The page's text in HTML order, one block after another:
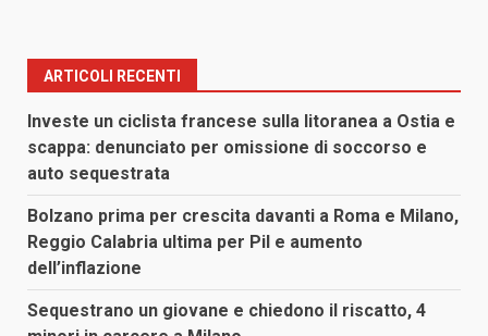
ARTICOLI RECENTI
Investe un ciclista francese sulla litoranea a Ostia e
scappa: denunciato per omissione di soccorso e
auto sequestrata
Bolzano prima per crescita davanti a Roma e Milano,
Reggio Calabria ultima per Pil e aumento
dell’inflazione
Sequestrano un giovane e chiedono il riscatto, 4